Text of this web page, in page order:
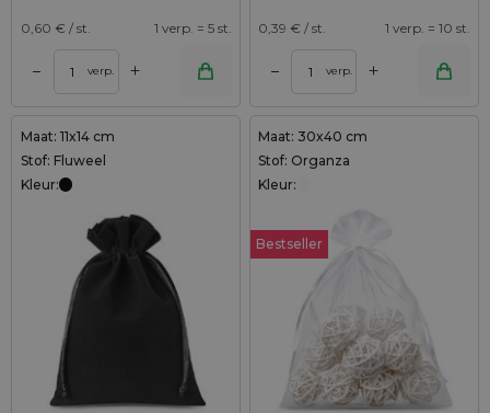
0,60 € / st. 1 verp. = 5 st.
– verp. +
0,39 € / st. 1 verp. = 10 st.
– verp. +
Maat: 11x14 cm
Stof: Fluweel
Kleur:
Maat: 30x40 cm
Stof: Organza
Kleur:
Bestseller